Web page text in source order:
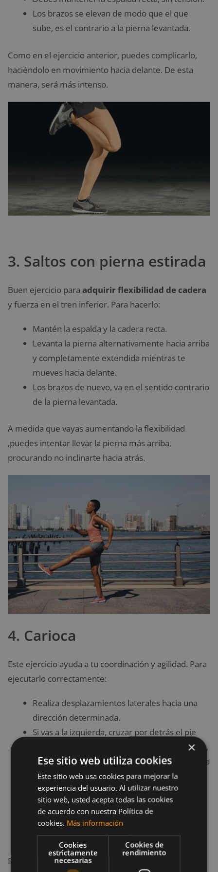
Los brazos se elevan de modo que el que
sube, es el contrario a la pierna levantada.
Como en el ejercicio anterior, puedes complicarlo,
haciéndolo en movimiento hacia delante. De esta
manera, será más intenso.
3. Saltos con pierna estirada
Buen ejercicio para adquirir flexibilidad de cadera
y fuerza en el tren inferior. Para hacerlo:
Mantén la espalda y la cadera recta.
Levanta la pierna alternativamente hacia arriba
y completamente extendida mientras te
mueves hacia delante.
Los brazos de nuevo, va en el sentido contrario
de la pierna levantada.
A medida que vayas aumentando la flexibilidad
,puedes intentar llevar la pierna más arriba,
procurando no inclinarte hacia atrás.
4. Carioca
Este ejercicio ayuda a tu coordinación y agilidad. Para
ejecutarlo correctamente:
Realiza desplazamientos laterales hacia una
dirección determinada.
Si vas a la izquierda, cruzar por detrás el pie
izquierdo. A continuación, en el siguiente paso,
juntar los pies y, en el próximo, el pie izquierdo
debe pasar por delante del derecho.
Si vas hacia la derecha, es igual pero de forma
opuesta. Recuerda llevar los brazos estirados,
acompañando el movimiento del pie que
cruza.
Es posible que este ejercicio te resulte algo
×
Ese sitio web utiliza cookies
Este sitio web usa cookies para mejorar la
experiencia del usuario. Al utilizar nuestro
sitio web, usted acepta todas las cookies
de acuerdo con nuestra Política de
cookies. Más información
Cookies
estrictamente
necesarias
Cookies de
rendimiento